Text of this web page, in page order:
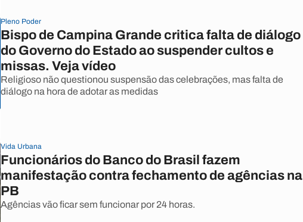
Pleno Poder
Bispo de Campina Grande critica falta de diálogo
do Governo do Estado ao suspender cultos e
missas. Veja vídeo
Religioso não questionou suspensão das celebrações, mas falta de
diálogo na hora de adotar as medidas
Vida Urbana
Funcionários do Banco do Brasil fazem
manifestação contra fechamento de agências na
PB
Agências vão ficar sem funcionar por 24 horas.